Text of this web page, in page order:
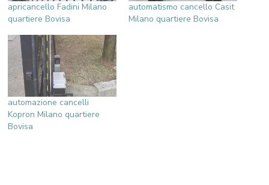
apricancello Fadini Milano
quartiere Bovisa
automatismo cancello Casit
Milano quartiere Bovisa
automazione cancelli
Kopron Milano quartiere
Bovisa